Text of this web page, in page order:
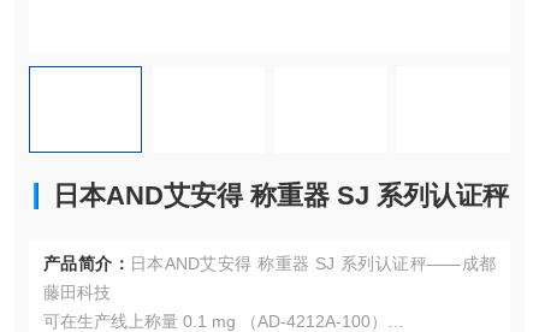
日本AND艾安得 称重器 SJ 系列认证秤
产品简介： 日本AND艾安得 称重器 SJ 系列认证秤——成都
藤田科技
可在生产线上称量 0.1 mg （AD-4212A-100）